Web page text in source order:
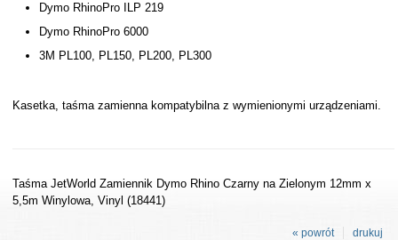
Dymo RhinoPro ILP 219
Dymo RhinoPro 6000
3M PL100, PL150, PL200, PL300
Kasetka, taśma zamienna kompatybilna z wymienionymi urządzeniami.
Taśma JetWorld Zamiennik Dymo Rhino Czarny na Zielonym 12mm x
5,5m Winylowa, Vinyl (18441)
drukuj
« powrót